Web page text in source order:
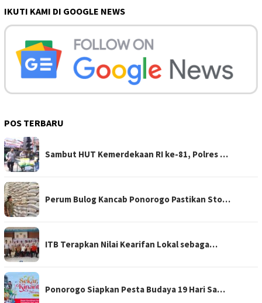
IKUTI KAMI DI GOOGLE NEWS
POS TERBARU
Sambut HUT Kemerdekaan RI ke-81, Polres …
Perum Bulog Kancab Ponorogo Pastikan Sto…
ITB Terapkan Nilai Kearifan Lokal sebaga…
Ponorogo Siapkan Pesta Budaya 19 Hari Sa…